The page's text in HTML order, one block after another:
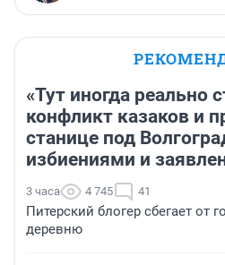
«Тут иногда реально
конфликт казаков и
станице под
избиениями и
3 часа 4 745 41
Питерский блогер сбегает от
деревню